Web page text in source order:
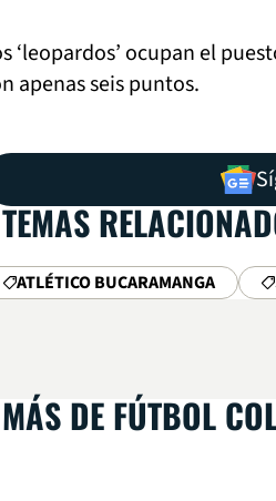
‘leopardos’ ocupan el
apenas seis puntos.
TEMAS
ATLÉTICO BUCARAMANGA
MÁS DE FÚTBOL